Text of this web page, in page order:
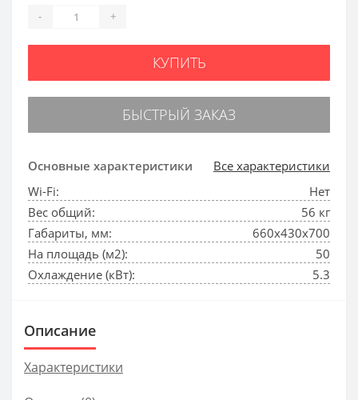
Основные характеристики
Все характеристики
Wi-Fi:
Нет
Вес общий:
56 кг
Габариты, мм:
660x430x700
На площадь (м2):
50
Охлаждение (кВт):
5.3
- +
КУПИТЬ
БЫСТРЫЙ ЗАКАЗ
Описание
Характеристики